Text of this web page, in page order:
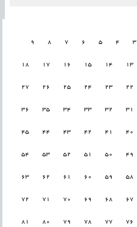
3
4
5
6
7
8
9
13
14
15
16
17
18
22
23
24
25
26
27
31
32
33
34
35
36
40
41
42
43
44
45
49
50
51
52
53
54
58
59
60
61
62
63
67
68
69
70
71
72
76
77
78
79
80
81